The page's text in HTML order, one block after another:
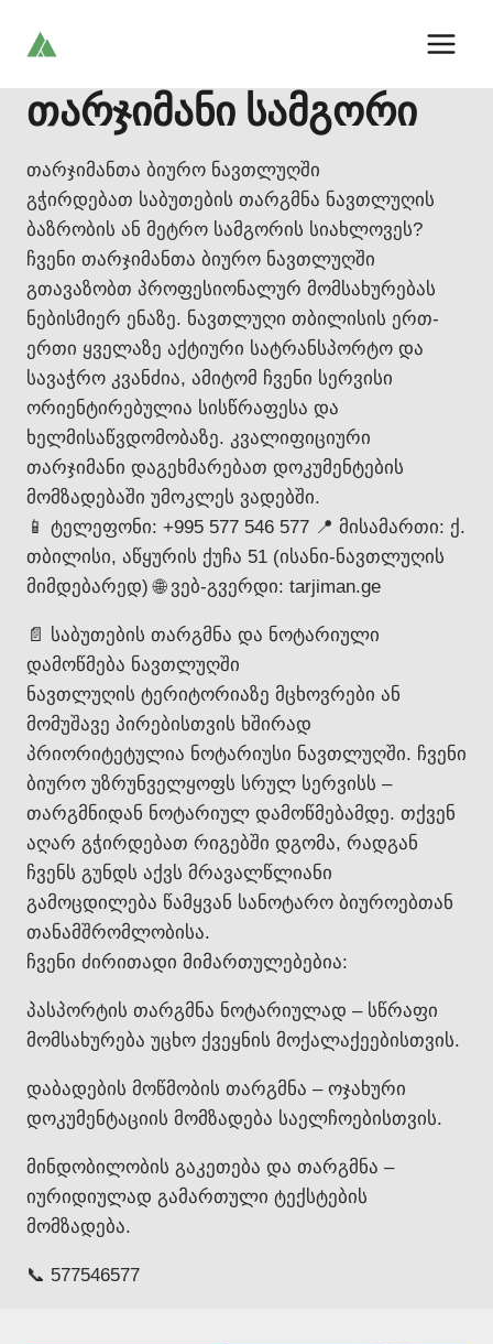
თარჯიმანი სამგორი
თარჯიმანთა ბიურო ნავთლუღში
გჭირდებათ საბუთების თარგმნა ნავთლუღის
ბაზრობის ან მეტრო სამგორის სიახლოვეს?
ჩვენი თარჯიმანთა ბიურო ნავთლუღში
გთავაზობთ პროფესიონალურ მომსახურებას
ნებისმიერ ენაზე. ნავთლუღი თბილისის ერთ-
ერთი ყველაზე აქტიური სატრანსპორტო და
სავაჭრო კვანძია, ამიტომ ჩვენი სერვისი
ორიენტირებულია სისწრაფესა და
ხელმისაწვდომობაზე. კვალიფიციური
თარჯიმანი დაგეხმარებათ დოკუმენტების
მომზადებაში უმოკლეს ვადებში.
📱 ტელეფონი: +995 577 546 577 📍 მისამართი: ქ.
თბილისი, აწყურის ქუჩა 51 (ისანი-ნავთლუღის
მიმდებარედ) 🌐 ვებ-გვერდი: tarjiman.ge
📄 საბუთების თარგმნა და ნოტარიული
დამოწმება ნავთლუღში
ნავთლუღის ტერიტორიაზე მცხოვრები ან
მომუშავე პირებისთვის ხშირად
პრიორიტეტულია ნოტარიუსი ნავთლუღში. ჩვენი
ბიურო უზრუნველყოფს სრულ სერვისს –
თარგმნიდან ნოტარიულ დამოწმებამდე. თქვენ
აღარ გჭირდებათ რიგებში დგომა, რადგან
ჩვენს გუნდს აქვს მრავალწლიანი
გამოცდილება წამყვან სანოტარო ბიუროებთან
თანამშრომლობისა.
ჩვენი ძირითადი მიმართულებებია:
პასპორტის თარგმნა ნოტარიულად – სწრაფი
მომსახურება უცხო ქვეყნის მოქალაქეებისთვის.
დაბადების მოწმობის თარგმნა – ოჯახური
დოკუმენტაციის მომზადება საელჩოებისთვის.
მინდობილობის გაკეთება და თარგმნა –
იურიდიულად გამართული ტექსტების
მომზადება.
📞 577546577